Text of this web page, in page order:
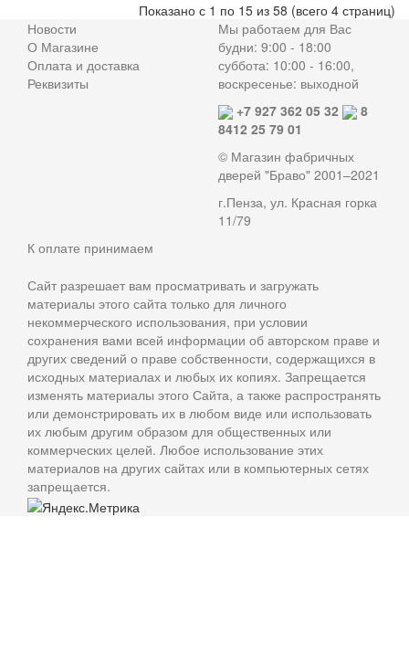
Показано с 1 по 15 из 58 (всего 4 страниц)
Новости
О Магазине
Оплата и доставка
Реквизиты
Мы работаем для Вас
будни: 9:00 - 18:00
суббота: 10:00 - 16:00,
воскресенье: выходной
+7 927 362 05 32
8
8412 25 79 01
© Магазин фабричных
дверей "Браво" 2001–2021
г.Пенза, ул. Красная горка
11/79
К оплате принимаем
Сайт разрешает вам просматривать и загружать
материалы этого сайта только для личного
некоммерческого использования, при условии
сохранения вами всей информации об авторском праве и
других сведений о праве собственности, содержащихся в
исходных материалах и любых их копиях. Запрещается
изменять материалы этого Сайта, а также распространять
или демонстрировать их в любом виде или использовать
их любым другим образом для общественных или
коммерческих целей. Любое использование этих
материалов на других сайтах или в компьютерных сетях
запрещается.